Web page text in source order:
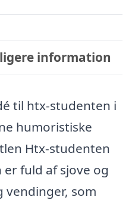
information
til htx-studenten i
humoristiske
Htx-studenten
fuld af sjove og
vendinger, som